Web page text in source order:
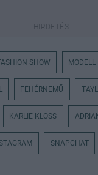
SHOW MODELL
FEHÉRNEMŰ
KARLIE KLOSS
SNAPCHAT